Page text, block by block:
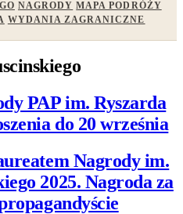
NAGRODY MAPA PODRÓŻY
WYDANIA ZAGRANICZNE
PAP im. Ryszarda
do 20 września
Nagrody im.
2025. Nagroda za